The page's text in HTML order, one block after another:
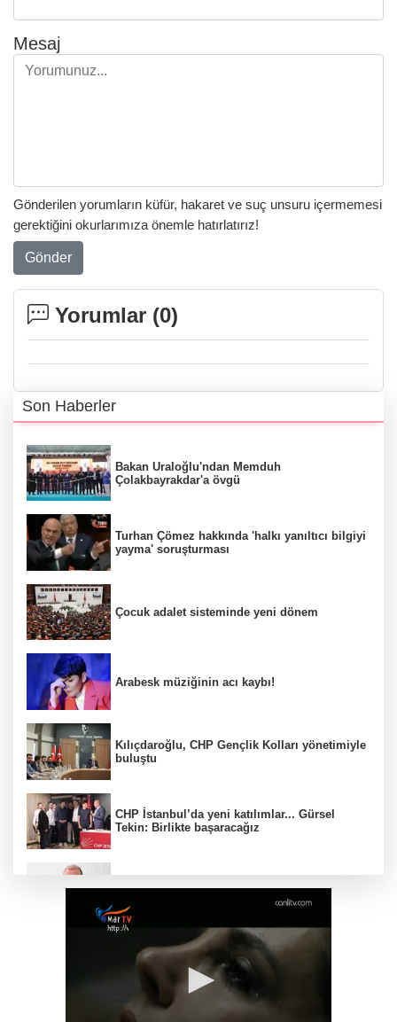
Mesaj
Gönderilen yorumların küfür, hakaret ve suç unsuru içermemesi
gerektiğini okurlarımıza önemle hatırlatırız!
Gönder
Yorumlar (0)
Son Haberler
Bakan Uraloğlu'ndan Memduh
Çolakbayrakdar'a övgü
Turhan Çömez hakkında 'halkı yanıltıcı bilgiyi
yayma' soruşturması
Çocuk adalet sisteminde yeni dönem
Arabesk müziğinin acı kaybı!
Kılıçdaroğlu, CHP Gençlik Kolları yönetimiyle
buluştu
CHP İstanbul’da yeni katılımlar... Gürsel
Tekin: Birlikte başaracağız
Anadolu Otoyolu'nda kamyonet çekiciye
çarptı!